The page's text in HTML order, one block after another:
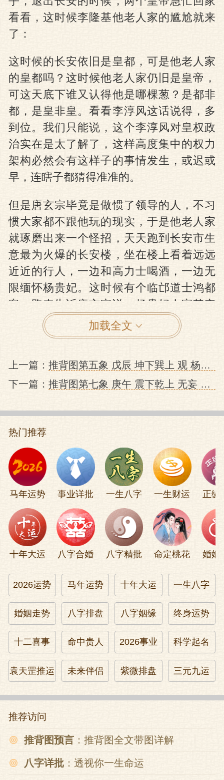
看看，这时候李隆基他老人家的尴尬就来
了：
这时候的长安依旧是皇都，可是他老人家
的皇都吗？这时候他老人家仍旧是皇帝，
可这天底下谁又认得他是哪棵葱？是都非
都，是皇非皇。看看李淳风这话说得，多
到位。我们只能说，这个李淳风对皇权政
治实在是太了解了，这样高度集中的权力
架构必然会有这样子的事情发生，或迟或
早，连瞎子都猜得准准的。
但是唐玄宗毕竟是做惯了领导的人，不习
惯大家都不跟他玩的现实，于是他老人家
就琢磨出来一个怪招，天天跑到长安市生
意最为火爆的长安楼，坐在楼上看着远远
近近的行人，一边和高力士喝酒，一边无
限缅怀杨贵妃。这时候有个临邙道士鸿都
客，跑来告诉唐玄宗说：杨贵妃人家其实
压根就没死，人家早就练成了闭气大法，
蒙你唐玄宗就跟玩一样，这时候她正在海
为了证明这一点，这位术士还拿给了唐玄
宗一堆证据，当年戴在杨贵妃头上的金
唐玄宗被搞晕菜了，坐在长庆楼上不知时
日，恰好有官员经此，就上来陪退休老干
部李隆基聊天解闷，这个闷一解，李隆基
的郁闷大发了。打听到唐玄宗退休了还在
发挥余热的消息，肃宗就别提多窝火了，
肃宗一窝火，他的手下李辅国就急忙替老
板清理杂事，将唐玄宗实际上是软禁了起
来，身边的亲信全部轰走，让老头一个天
天独自对着墙壁，没有架子鼓可打，没有
美女陪他玩。郁闷是健康的最主要杀手，
这话可真一点也不假，没多久，唐玄宗就
郁闷死了。唐玄宗死了，安禄山也早死
了，但郭子仪却还在玩，但他也是越玩越
感到不好玩了。
郭子仪先统兵十五万收复长安，继而夺回
然这是我们老李家的天下，可都是你老郭
给打下来的，那什么，我得好好感谢感谢
你，那什么……还不快你妈的把兵权还给
加载全文
上一篇： 推背图第五象 戊辰 坤下巽上 观 杨贵妃马嵬之变的预言
下一篇： 推背图第七象 庚午 震下乾上 无妄 吐番入寇中原的预言
热门推荐
马年运势 事业详批 一生八字 一生财运 正缘
十年大运 八字合婚 八字精批 命定桃花 婚姻
2026运势 马年运势 十年大运 一生八字
婚姻走势 八字排盘 八字姻缘 终身运势
十二喜事 命中贵人 2026事业 科学起名
袁天罡推运 未来伴侣 紫微排盘 三元九运
推荐访问
推背图预言 ：推背图全文带图详解
八字详批 ：透视你一生命运